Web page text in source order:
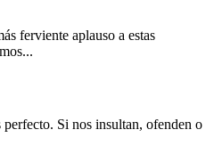
ferviente aplauso a estas
Si nos insultan, ofenden o